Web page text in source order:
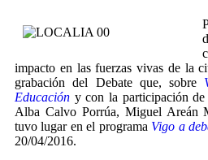
impacto en las fuerzas vivas de la
grabación del Debate que, sobre
Educación y con la participación
Alba Calvo Porrúa, Miguel Areán
tuvo lugar en el programa Vigo a
20/04/2016.